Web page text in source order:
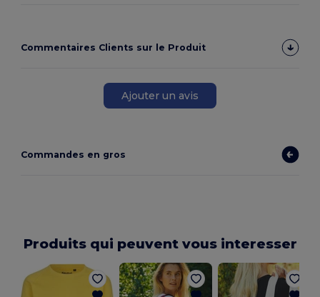
Commentaires Clients sur le Produit
Ajouter un avis
Commandes en gros
Produits qui peuvent vous interesser